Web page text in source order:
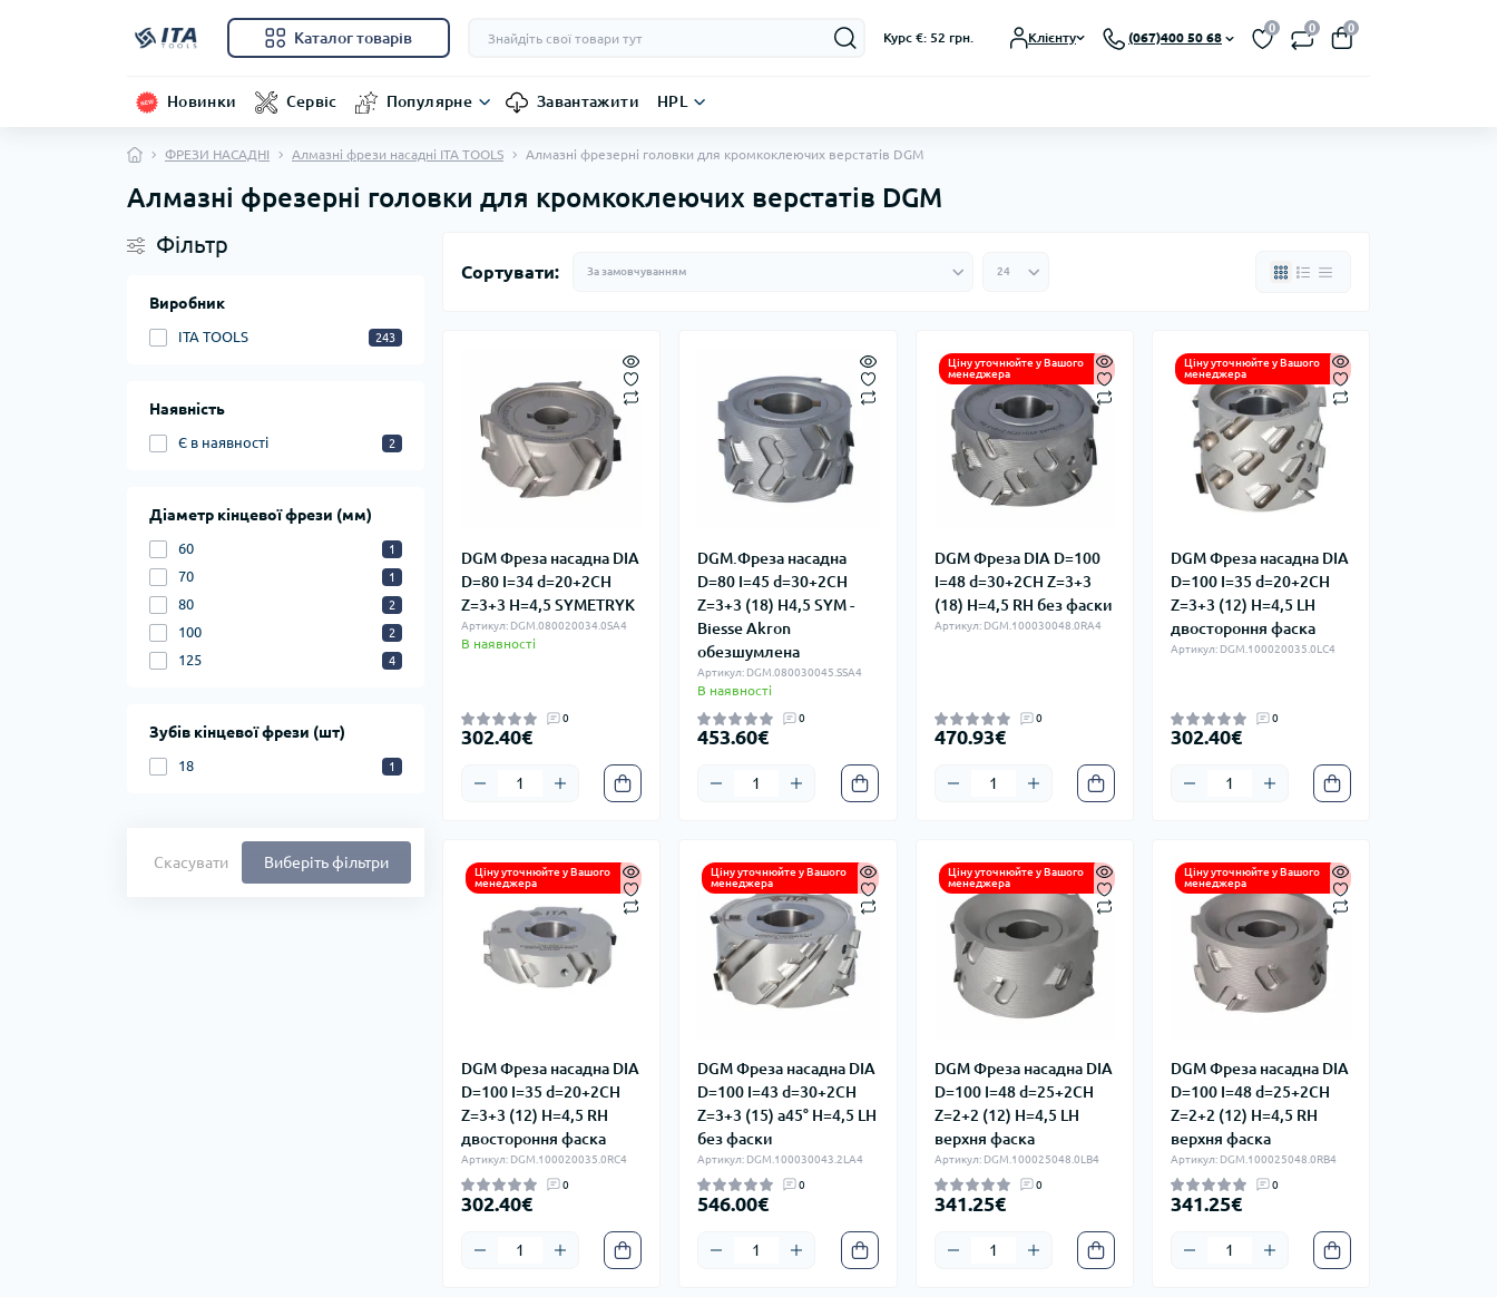
Каталог товарів Курс €: 52 грн. Клієнту (067)400 50 68
0 0 0
Новинки Сервіс Популярне Завантажити HPL
ФРЕЗИ НАСАДНІ Алмазні фрези насадні ITA TOOLS Алмазні фрезерні головки для кромкоклеючих верстатів DGM
Алмазні фрезерні головки для кромкоклеючих верстатів DGM
Фільтр
Виробник
ITA TOOLS 243
Наявність
Є в наявності 2
Діаметр кінцевої фрези (мм)
60 1
70 1
80 2
100 2
125 4
Зубів кінцевої фрези (шт)
18 1
Скасувати Виберіть фільтри
Сортувати:
DGM Фреза насадна DIA
D=80 I=34 d=20+2CH
Z=3+3 H=4,5 SYMETRYK
Артикул: DGM.080020034.0SA4
В наявності
0
302.40€
DGM.Фреза насадна
D=80 I=45 d=30+2CH
Z=3+3 (18) H4,5 SYM -
Biesse Akron
обезшумлена
Артикул: DGM.080030045.SSA4
В наявності
0
453.60€
Ціну уточнюйте у Вашого
менеджера
DGM Фреза DIA D=100
I=48 d=30+2CH Z=3+3
(18) H=4,5 RH без фаски
Артикул: DGM.100030048.0RA4
0
470.93€
Ціну уточнюйте у Вашого
менеджера
DGM Фреза насадна DIA
D=100 I=35 d=20+2CH
Z=3+3 (12) H=4,5 LH
двостороння фаска
Артикул: DGM.100020035.0LC4
0
302.40€
Ціну уточнюйте у Вашого
менеджера
DGM Фреза насадна DIA
D=100 I=35 d=20+2CH
Z=3+3 (12) H=4,5 RH
двостороння фаска
Артикул: DGM.100020035.0RC4
0
302.40€
Ціну уточнюйте у Вашого
менеджера
DGM Фреза насадна DIA
D=100 I=43 d=30+2CH
Z=3+3 (15) a45° H=4,5 LH
без фаски
Артикул: DGM.100030043.2LA4
0
546.00€
Ціну уточнюйте у Вашого
менеджера
DGM Фреза насадна DIA
D=100 I=48 d=25+2CH
Z=2+2 (12) H=4,5 LH
верхня фаска
Артикул: DGM.100025048.0LB4
0
341.25€
Ціну уточнюйте у Вашого
менеджера
DGM Фреза насадна DIA
D=100 I=48 d=25+2CH
Z=2+2 (12) H=4,5 RH
верхня фаска
Артикул: DGM.100025048.0RB4
0
341.25€